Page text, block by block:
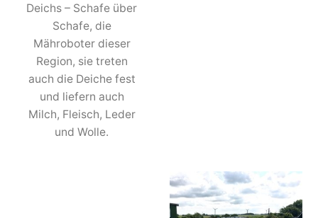
Deichs – Schafe über
Schafe, die
Mähroboter dieser
Region, sie treten
auch die Deiche fest
und liefern auch
Milch, Fleisch, Leder
und Wolle.